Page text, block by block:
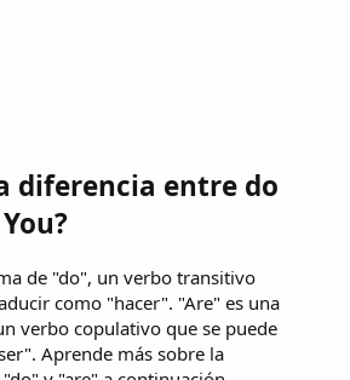
diferencia entre do
de "do", un verbo transitivo
como "hacer". "Are" es una
verbo copulativo que se puede
Aprende más sobre la